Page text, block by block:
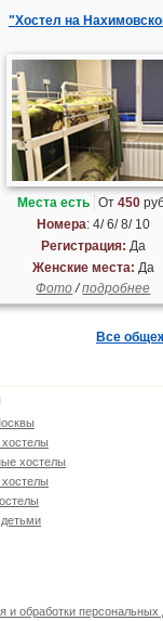
"Хостел на
Места есть От450
Номера: 4/ 6/ 8/ 10
Регистрация: Да
Женские места: Да
Фото/подробнее
Все
хостелы
и обработки персональных